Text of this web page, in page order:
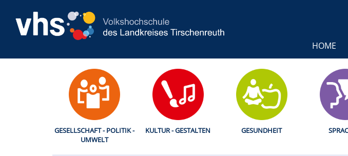
HOME
GESELLSCHAFT - POLITIK -
UMWELT
KULTUR - GESTALTEN GESUNDHEIT